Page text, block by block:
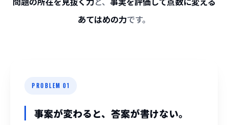
あてはめの力です。
PROBLEM 01
事案が変わると、答案が書けない。